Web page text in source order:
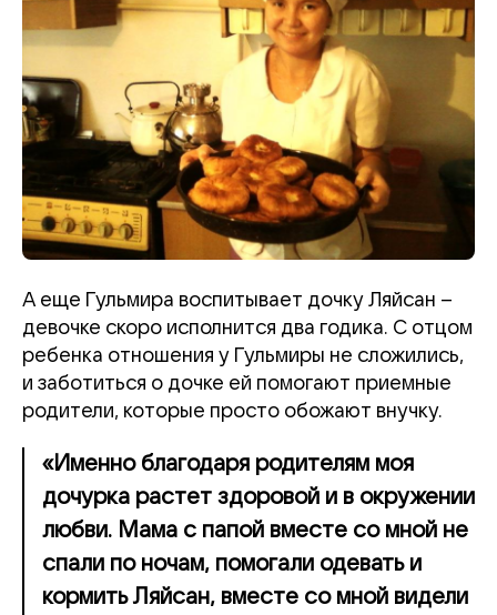
А еще Гульмира воспитывает дочку Ляйсан –
девочке скоро исполнится два годика. С отцом
ребенка отношения у Гульмиры не сложились,
и заботиться о дочке ей помогают приемные
родители, которые просто обожают внучку.
«Именно благодаря родителям моя
дочурка растет здоровой и в окружении
любви. Мама с папой вместе со мной не
спали по ночам, помогали одевать и
кормить Ляйсан, вместе со мной видели